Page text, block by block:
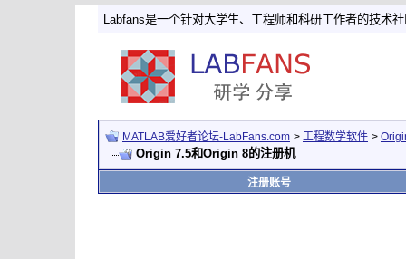
Labfans是一个针对大学生、工程师和科研工作者的技术社
MATLAB爱好者论坛-LabFans.com > 工程数学软件 >
Origin 7.5和Origin 8的注册机
注册账号